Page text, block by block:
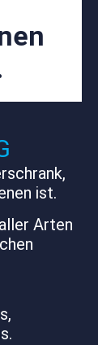
ist.
Arten